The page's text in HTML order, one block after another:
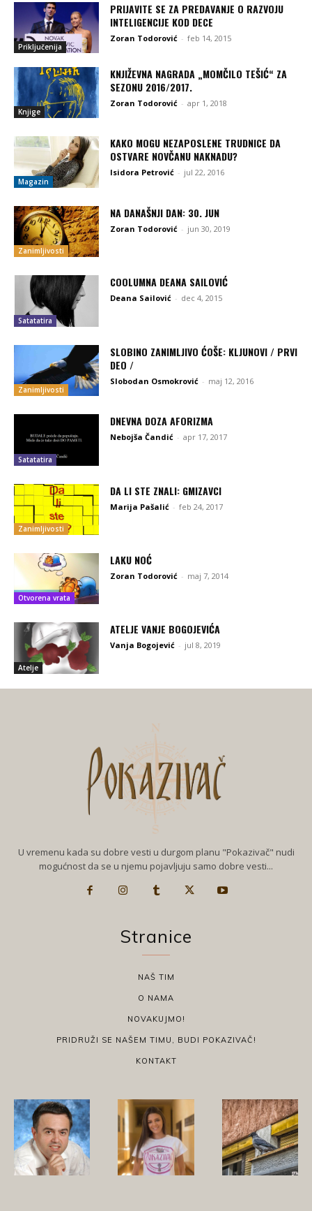
Priključenija
PRIJAVITE SE ZA PREDAVANJE O RAZVOJU
INTELIGENCIJE KOD DECE
Zoran Todorović - feb 14, 2015
Knjige
KNJIŽEVNA NAGRADA „MOMČILO TEŠIĆ“ ZA
SEZONU 2016/2017.
Zoran Todorović - apr 1, 2018
Magazin
KAKO MOGU NEZAPOSLENE TRUDNICE DA
OSTVARE NOVČANU NAKNADU?
Isidora Petrović - jul 22, 2016
Zanimljivosti
NA DANAŠNJI DAN: 30. JUN
Zoran Todorović - jun 30, 2019
Satatatira
COOLUMNA DEANA SAILOVIĆ
Deana Sailović - dec 4, 2015
Zanimljivosti
SLOBINO ZANIMLJIVO ĆOŠE: KLJUNOVI / PRVI
DEO /
Slobodan Osmokrović - maj 12, 2016
Satatatira
DNEVNA DOZA AFORIZMA
Nebojša Čandić - apr 17, 2017
Zanimljivosti
DA LI STE ZNALI: GMIZAVCI
Marija Pašalić - feb 24, 2017
Otvorena vrata
LAKU NOĆ
Zoran Todorović - maj 7, 2014
Atelje
ATELJE VANJE BOGOJEVIĆA
Vanja Bogojević - jul 8, 2019
U vremenu kada su dobre vesti u durgom planu "Pokazivač" nudi
mogućnost da se u njemu pojavljuju samo dobre vesti...
Stranice
NAŠ TIM
O NAMA
NOVAKUJMO!
PRIDRUŽI SE NAŠEM TIMU, BUDI POKAZIVAČ!
KONTAKT